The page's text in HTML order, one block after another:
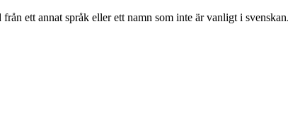
ett annat språk eller ett namn som inte är vanligt i